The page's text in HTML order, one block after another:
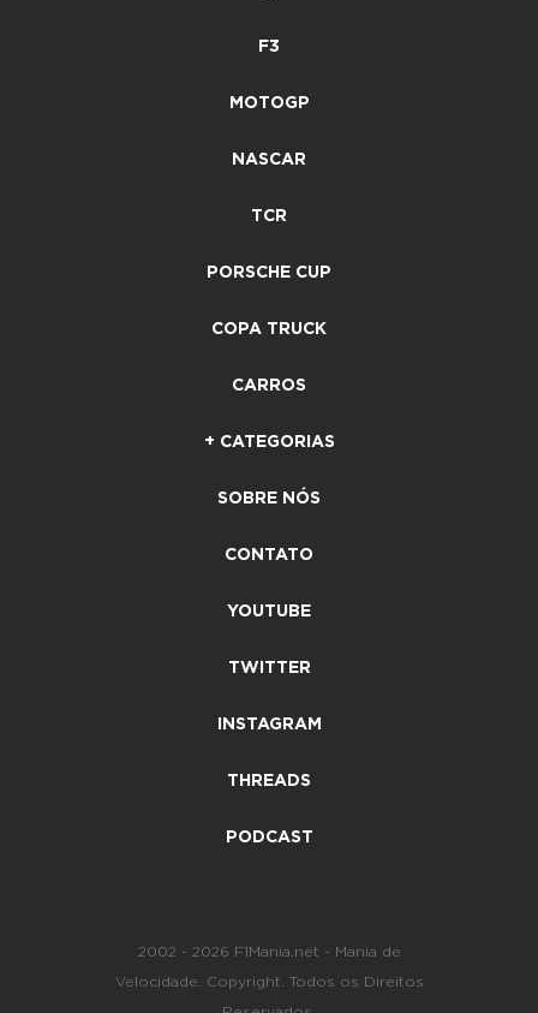
F3
MOTOGP
NASCAR
TCR
PORSCHE CUP
COPA TRUCK
CARROS
+ CATEGORIAS
SOBRE NÓS
CONTATO
YOUTUBE
TWITTER
INSTAGRAM
THREADS
PODCAST
2002 - 2026 F1Mania.net - Mania de
Velocidade. Copyright. Todos os Direitos